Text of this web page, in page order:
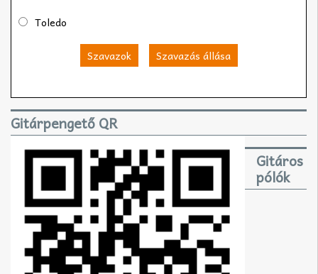
Toledo
Szavazok Szavazás állása
Gitárpengető QR
Gitáros
pólók